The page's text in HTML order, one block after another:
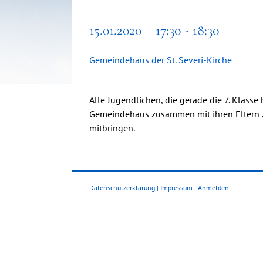
15.01.2020 – 17:30 - 18:30
Gemeindehaus der St. Severi-Kirche
Alle Jugendlichen, die gerade die 7.
Gemeindehaus zusammen mit ihren
mitbringen.
Datenschutzerklärung | Impressum | Anmelden